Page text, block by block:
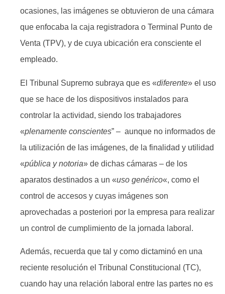
ocasiones, las imágenes se obtuvieron de una cámara
que enfocaba la caja registradora o Terminal Punto de
Venta (TPV), y de cuya ubicación era consciente el
empleado.
El Tribunal Supremo subraya que es «diferente» el uso
que se hace de los dispositivos instalados para
controlar la actividad, siendo los trabajadores
«plenamente conscientes” – aunque no informados de
la utilización de las imágenes, de la finalidad y utilidad
«pública y notoria» de dichas cámaras – de los
aparatos destinados a un «uso genérico«, como el
control de accesos y cuyas imágenes son
aprovechadas a posteriori por la empresa para realizar
un control de cumplimiento de la jornada laboral.
Además, recuerda que tal y como dictaminó en una
reciente resolución el Tribunal Constitucional (TC),
cuando hay una relación laboral entre las partes no es